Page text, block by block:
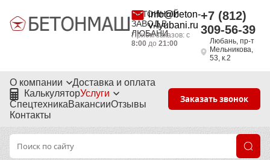
БЕТОННЫЙ
ЗАВОД В
ЛЮБАНИ
info@beton-
v-lyubani.ru
Приём заказов: с
8:00до 21:00
+7 (812)
309-56-39
Любань, пр-т
Мельникова,
53, к.2
О компании
Доставка и оплата
КалькуляторУслуги
СпецтехникаВакансииОтзывы
Контакты
Заказать звонок